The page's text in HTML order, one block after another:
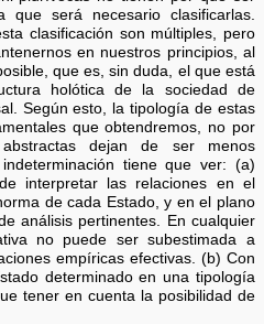
que será necesario clasificarlas.
clasificación son múltiples, pero
en nuestros principios, al
que es, sin duda, el que está
holótica de la sociedad de
Según esto, la tipología de estas
que obtendremos, no por
dejan de ser menos
tiene que ver: (a)
interpretar las relaciones en el
de cada Estado, y en el plano
análisis pertinentes. En cualquier
no puede ser subestimada a
empíricas efectivas. (b) Con
determinado en una tipología
tener en cuenta la posibilidad de